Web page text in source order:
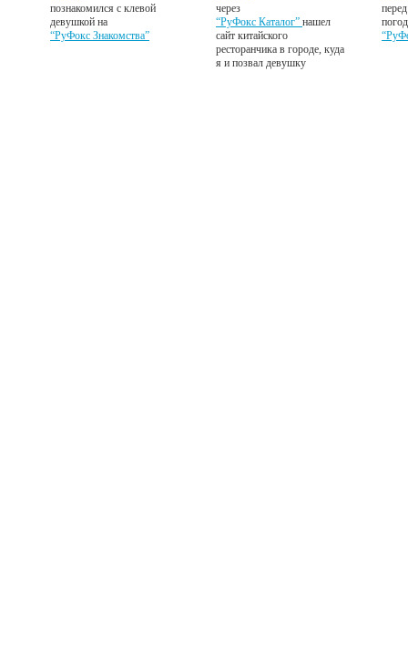
познакомился с клевой
девушкой на
“РуФокс Знакомства”
через
“РуФокс Каталог”нашел
сайт китайского
ресторанчика в городе, куда
я и позвал девушку